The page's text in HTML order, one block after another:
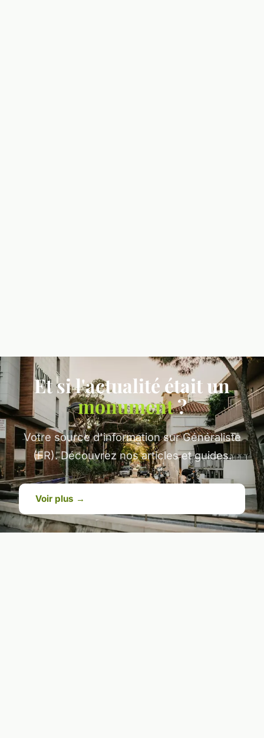
Et si l'actualité était un
monument?
Votre source d'information sur Généraliste
(FR). Découvrez nos articles et guides.
Voir plus →